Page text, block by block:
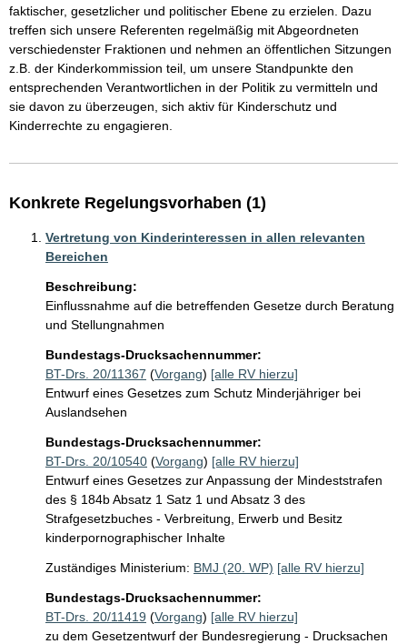
faktischer, gesetzlicher und politischer Ebene zu erzielen. Dazu
treffen sich unsere Referenten regelmäßig mit Abgeordneten
verschiedenster Fraktionen und nehmen an öffentlichen Sitzungen
z.B. der Kinderkommission teil, um unsere Standpunkte den
entsprechenden Verantwortlichen in der Politik zu vermitteln und
sie davon zu überzeugen, sich aktiv für Kinderschutz und
Kinderrechte zu engagieren.
Konkrete Regelungsvorhaben (1)
Vertretung von Kinderinteressen in allen relevanten
Bereichen
Beschreibung:
Einflussnahme auf die betreffenden Gesetze durch Beratung
und Stellungnahmen
Bundestags-Drucksachennummer:
BT-Drs. 20/11367 (Vorgang) [alle RV hierzu]
Entwurf eines Gesetzes zum Schutz Minderjähriger bei
Auslandsehen
Bundestags-Drucksachennummer:
BT-Drs. 20/10540 (Vorgang) [alle RV hierzu]
Entwurf eines Gesetzes zur Anpassung der Mindeststrafen
des § 184b Absatz 1 Satz 1 und Absatz 3 des
Strafgesetzbuches - Verbreitung, Erwerb und Besitz
kinderpornographischer Inhalte
Zuständiges Ministerium: BMJ (20. WP) [alle RV hierzu]
Bundestags-Drucksachennummer:
BT-Drs. 20/11419 (Vorgang) [alle RV hierzu]
zu dem Gesetzentwurf der Bundesregierung - Drucksachen